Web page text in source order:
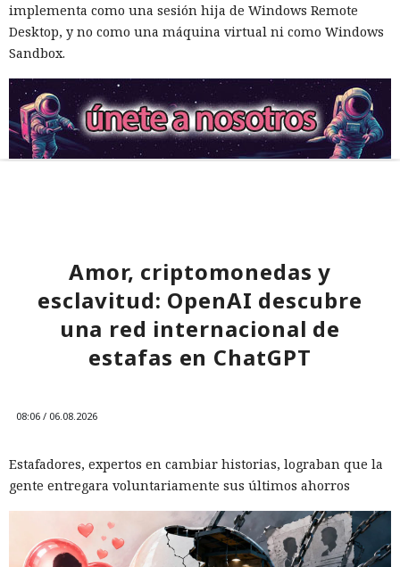
implementa como una sesión hija de Windows Remote
Desktop, y no como una máquina virtual ni como Windows
Sandbox.
Amor, criptomonedas y
esclavitud: OpenAI descubre
una red internacional de
estafas en ChatGPT
08:06 / 06.08.2026
Estafadores, expertos en cambiar historias, lograban que la
gente entregara voluntariamente sus últimos ahorros